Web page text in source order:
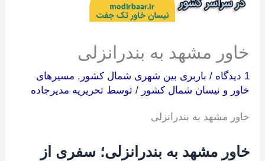
خاور مشهد به بندرانزلی
1 دیدگاه / باربری بین شهری شمال کشور , مسیرهای
خاور و نیسان شمال کشور / توسطتحریریه مدیرجاده
خاور مشهد به بندرانزلی
خاور مشهد به بندرانزلی؛ سفری از